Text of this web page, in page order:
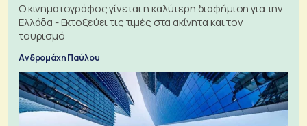
Ο κινηματογράφος γίνεται η καλύτερη διαφήμιση για την
Ελλάδα - Εκτοξεύει τις τιμές στα ακίνητα και τον
τουρισμό
Ανδρομάχη Παύλου